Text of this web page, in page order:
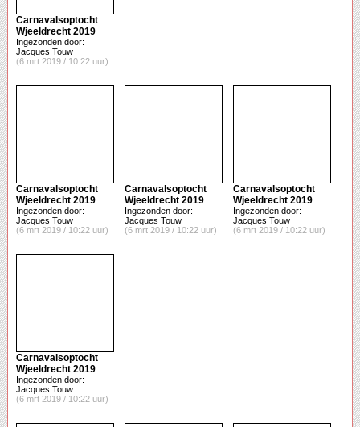
Carnavalsoptocht
Wjeeldrecht 2019
Ingezonden door:
Jacques Touw
(6 mrt 2019 / 10:22 uur)
Carnavalsoptocht
Wjeeldrecht 2019
Ingezonden door:
Jacques Touw
(6 mrt 2019 / 10:22 uur)
Carnavalsoptocht
Wjeeldrecht 2019
Ingezonden door:
Jacques Touw
(6 mrt 2019 / 10:22 uur)
Carnavalsoptocht
Wjeeldrecht 2019
Ingezonden door:
Jacques Touw
(6 mrt 2019 / 10:22 uur)
Carnavalsoptocht
Wjeeldrecht 2019
Ingezonden door:
Jacques Touw
(6 mrt 2019 / 10:22 uur)